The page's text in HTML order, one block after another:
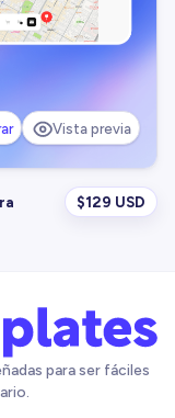
Vista previa
$129 USD
para ser fáciles